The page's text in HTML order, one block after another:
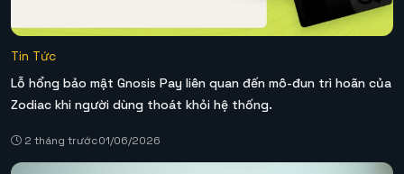
Tin Tức
Lỗ hổng bảo mật Gnosis Pay liên quan đến mô-đun trì hoãn của
Zodiac khi người dùng thoát khỏi hệ thống.
2 tháng trước01/06/2026